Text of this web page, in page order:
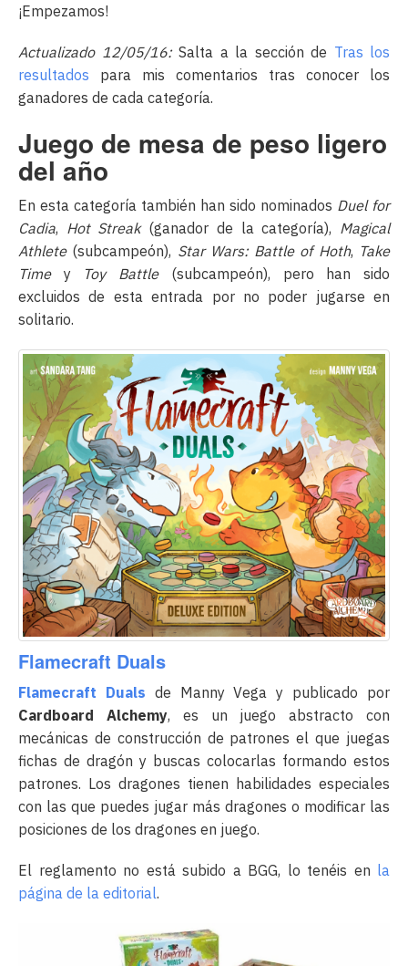
¡Empezamos!
Actualizado 12/05/16:Salta a la sección de Tras los
resultados para mis comentarios tras conocer los
ganadores de cada categoría.
Juego de mesa de peso ligero
del año
En esta categoría también han sido nominados Duel for
Cadia, Hot Streak(ganador de la categoría), Magical
Athlete(subcampeón), Star Wars: Battle of Hoth, Take
Timey Toy Battle(subcampeón), pero han sido
excluidos de esta entrada por no poder jugarse en
solitario.
Flamecraft Duals
Flamecraft Duals de Manny Vega y publicado por
Cardboard Alchemy, es un juego abstracto con
mecánicas de construcción de patrones el que juegas
fichas de dragón y buscas colocarlas formando estos
patrones. Los dragones tienen habilidades especiales
con las que puedes jugar más dragones o modificar las
posiciones de los dragones en juego.
El reglamento no está subido a BGG, lo tenéis en la
página de la editorial.